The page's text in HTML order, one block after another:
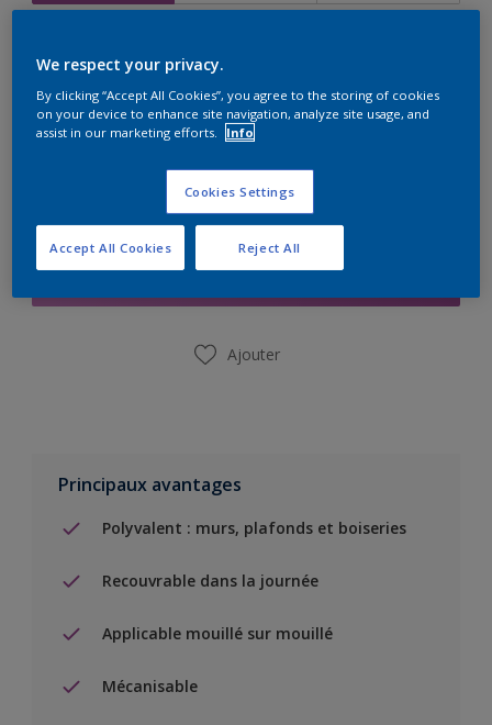
Ajouter à la liste d’achats
Ajouter
Principaux avantages
Polyvalent : murs, plafonds et boiseries
Recouvrable dans la journée
Applicable mouillé sur mouillé
Mécanisable
We respect your privacy.
By clicking “Accept All Cookies”, you agree to the storing of cookies
on your device to enhance site navigation, analyze site usage, and
assist in our marketing efforts.
Info
Cookies Settings
Reject All
Accept All Cookies